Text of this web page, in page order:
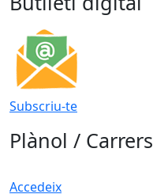
Subscriu-te
Plànol / Carrers
Accedeix